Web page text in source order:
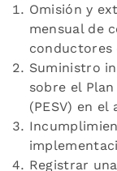
Omisión y
mensual de
conductores
Suministro
sobre el
(PESV) en el
Registrar